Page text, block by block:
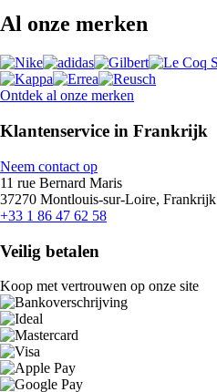
Al onze merken
Ontdek al onze merken
Klantenservice in Frankrijk
Neem contact op
11 rue Bernard Maris
37270 Montlouis-sur-Loire, Frankrijk
+33 1 86 47 62 58
Veilig betalen
Koop met vertrouwen op onze site